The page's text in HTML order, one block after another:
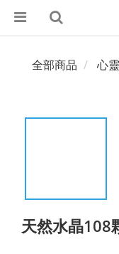
全部商品 心
天然水晶108